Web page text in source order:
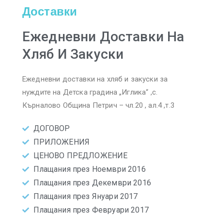
Доставки
Ежедневни Доставки На
Хляб И Закуски
Ежедневни доставки на хляб и закуски за
нуждите на Детска градина „Иглика“ ,с.
Кърналово Община Петрич – чл.20 , ал.4 ,т.3
ДОГОВОР
ПРИЛОЖЕНИЯ
ЦЕНОВО ПРЕДЛОЖЕНИЕ
Плащания през Ноември 2016
Плащания през Декември 2016
Плащания през Януари 2017
Плащания през Февруари 2017